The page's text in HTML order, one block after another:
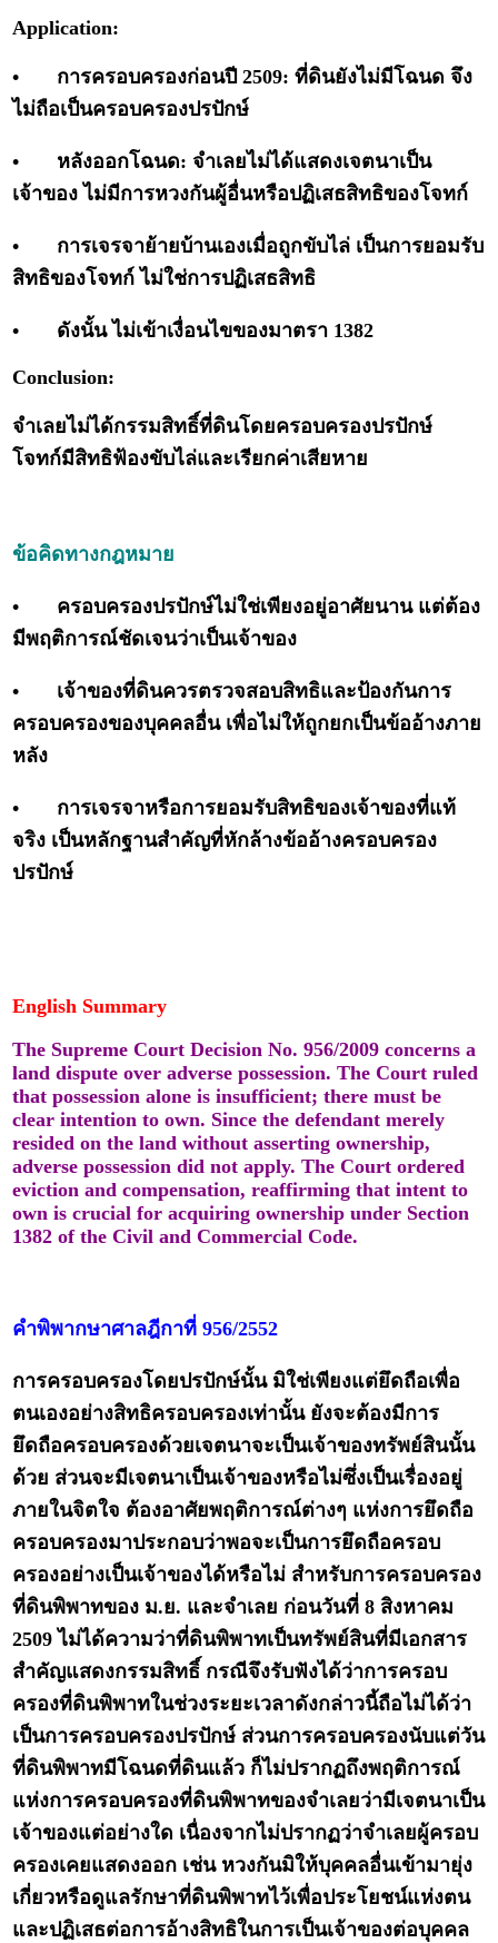
Application:
•
การครอบครองก่อนปี 2509: ที่ดินยังไม่มีโฉนด จึง
ไม่ถือเป็นครอบครองปรปักษ์
•
หลังออกโฉนด: จำเลยไม่ได้แสดงเจตนาเป็น
เจ้าของ ไม่มีการหวงกันผู้อื่นหรือปฏิเสธสิทธิของโจทก์
•
การเจรจาย้ายบ้านเองเมื่อถูกขับไล่ เป็นการยอมรับ
สิทธิของโจทก์ ไม่ใช่การปฏิเสธสิทธิ
• ดังนั้น ไม่เข้าเงื่อนไขของมาตรา 1382
Conclusion:
จำเลยไม่ได้กรรมสิทธิ์ที่ดินโดยครอบครองปรปักษ์
โจทก์มีสิทธิฟ้องขับไล่และเรียกค่าเสียหาย
ข้อคิดทางกฎหมาย
•
ครอบครองปรปักษ์ไม่ใช่เพียงอยู่อาศัยนาน แต่ต้อง
มีพฤติการณ์ชัดเจนว่าเป็นเจ้าของ
•
เจ้าของที่ดินควรตรวจสอบสิทธิและป้องกันการ
ครอบครองของบุคคลอื่น เพื่อไม่ให้ถูกยกเป็นข้ออ้างภาย
หลัง
•
การเจรจาหรือการยอมรับสิทธิของเจ้าของที่แท้
จริง เป็นหลักฐานสำคัญที่หักล้างข้ออ้างครอบครอง
ปรปักษ์
English Summary
The Supreme Court Decision No. 956/2009 concerns a
land dispute over adverse possession. The Court ruled
that possession alone is insufficient; there must be
clear intention to own. Since the defendant merely
resided on the land without asserting ownership,
adverse possession did not apply. The Court ordered
eviction and compensation, reaffirming that intent to
own is crucial for acquiring ownership under Section
1382 of the Civil and Commercial Code.
คำพิพากษาศาลฎีกาที่ 956/2552
การครอบครองโดยปรปักษ์นั้น มิใช่เพียงแต่ยึดถือเพื่อ
ตนเองอย่างสิทธิครอบครองเท่านั้น ยังจะต้องมีการ
ยึดถือครอบครองด้วยเจตนาจะเป็นเจ้าของทรัพย์สินนั้น
ด้วย ส่วนจะมีเจตนาเป็นเจ้าของหรือไม่ซึ่งเป็นเรื่องอยู่
ภายในจิตใจ ต้องอาศัยพฤติการณ์ต่างๆ แห่งการยึดถือ
ครอบครองมาประกอบว่าพอจะเป็นการยึดถือครอบ
ครองอย่างเป็นเจ้าของได้หรือไม่ สำหรับการครอบครอง
ที่ดินพิพาทของ ม.ย. และจำเลย ก่อนวันที่ 8 สิงหาคม
2509 ไม่ได้ความว่าที่ดินพิพาทเป็นทรัพย์สินที่มีเอกสาร
สำคัญแสดงกรรมสิทธิ์ กรณีจึงรับฟังได้ว่าการครอบ
ครองที่ดินพิพาทในช่วงระยะเวลาดังกล่าวนี้ถือไม่ได้ว่า
เป็นการครอบครองปรปักษ์ ส่วนการครอบครองนับแต่วัน
ที่ดินพิพาทมีโฉนดที่ดินแล้ว ก็ไม่ปรากฏถึงพฤติการณ์
แห่งการครอบครองที่ดินพิพาทของจำเลยว่ามีเจตนาเป็น
เจ้าของแต่อย่างใด เนื่องจากไม่ปรากฏว่าจำเลยผู้ครอบ
ครองเคยแสดงออก เช่น หวงกันมิให้บุคคลอื่นเข้ามายุ่ง
เกี่ยวหรือดูแลรักษาที่ดินพิพาทไว้เพื่อประโยชน์แห่งตน
และปฏิเสธต่อการอ้างสิทธิในการเป็นเจ้าของต่อบุคคล